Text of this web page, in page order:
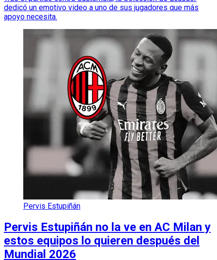
dedicó un emotivo video a uno de sus jugadores que más
apoyo necesita.
Pervis Estupiñán
Pervis Estupiñán no la ve en AC Milan y
estos equipos lo quieren después del
Mundial 2026